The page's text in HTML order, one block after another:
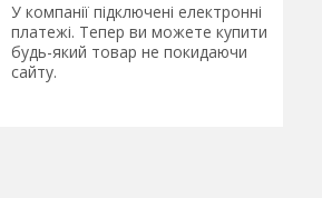
У компанії підключені електронні
платежі. Тепер ви можете купити
будь-який товар не покидаючи
сайту.